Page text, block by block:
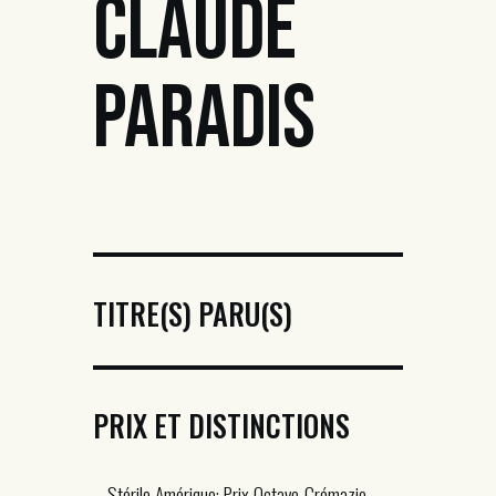
CLAUDE
PARADIS
TITRE(S) PARU(S)
PRIX ET DISTINCTIONS